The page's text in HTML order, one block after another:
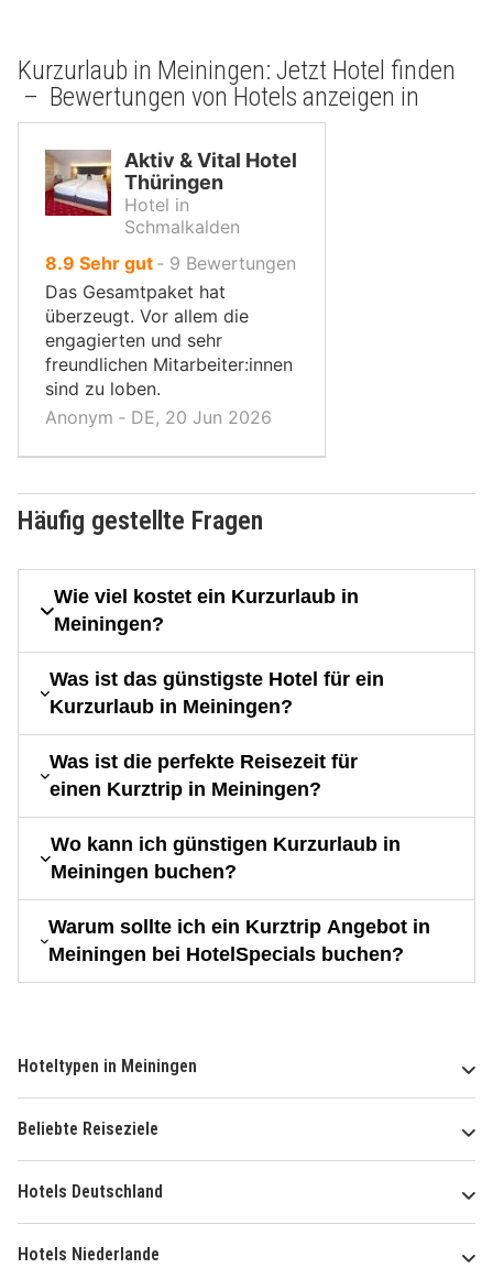
Kurzurlaub in Meiningen: Jetzt Hotel finden
– Bewertungen von Hotels anzeigen in
Aktiv & Vital Hotel
Thüringen
Hotel in
Schmalkalden
8.9 von
10,
Sehr gut ‐ 9 Bewertungen
Das Gesamtpaket hat
überzeugt. Vor allem die
engagierten und sehr
freundlichen Mitarbeiter:innen
sind zu loben.
Anonym ‐ DE, 20 Jun 2026
Häufig gestellte Fragen
Wie viel kostet ein Kurzurlaub in
Meiningen?
Was ist das günstigste Hotel für ein
Kurzurlaub in Meiningen?
Was ist die perfekte Reisezeit für
einen Kurztrip in Meiningen?
Wo kann ich günstigen Kurzurlaub in
Meiningen buchen?
Warum sollte ich ein Kurztrip Angebot in
Meiningen bei HotelSpecials buchen?
Hoteltypen in Meiningen
Beliebte Reiseziele
Hotels Deutschland
Hotels Niederlande